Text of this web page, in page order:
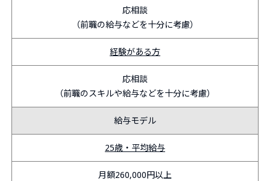
応相談
（前職の給与などを十分に考慮）
経験がある方
応相談
（前職のスキルや給与などを十分に考慮）
給与モデル
25歳・平均給与
月額260,000円以上